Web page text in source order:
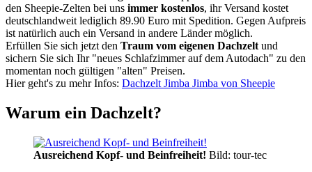
den Sheepie-Zelten bei uns immer kostenlos, ihr Versand kostet
deutschlandweit lediglich 89.90 Euro mit Spedition. Gegen Aufpreis
ist natürlich auch ein Versand in andere Länder möglich.
Erfüllen Sie sich jetzt den Traum vom eigenen Dachzelt und
sichern Sie sich Ihr "neues Schlafzimmer auf dem Autodach" zu den
momentan noch gültigen "alten" Preisen.
Hier geht's zu mehr Infos: Dachzelt Jimba Jimba von Sheepie
Warum ein Dachzelt?
Ausreichend Kopf- und Beinfreiheit! Bild: tour-tec